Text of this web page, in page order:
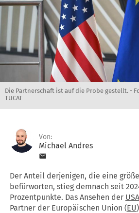
Die Partnerschaft ist auf die Probe gestellt. -
TUCAT
Von:
Michael Andres
Der Anteil derjenigen, die eine
befürworten, stieg demnach seit
Prozentpunkte. Das Ansehen der USA
Partner der Europäischen Union (EU